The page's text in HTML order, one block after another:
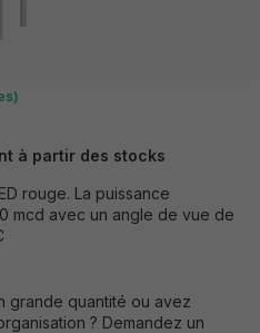
à partir des stocks
rouge. La puissance
mcd avec un angle de vue de
grande quantité ou avez
? Demandez un